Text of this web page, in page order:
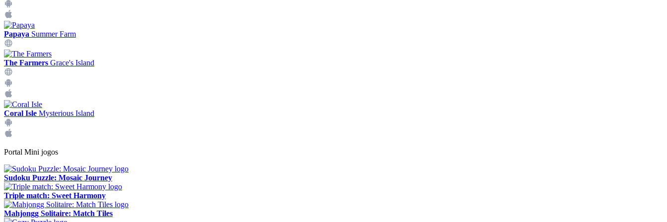
Papaya Summer Farm
The Farmers Grace's Island
Coral Isle Mysterious Island
Portal Mini jogos
Sudoku Puzzle: Mosaic Journey
Triple match: Sweet Harmony
Mahjongg Solitaire: Match Tiles